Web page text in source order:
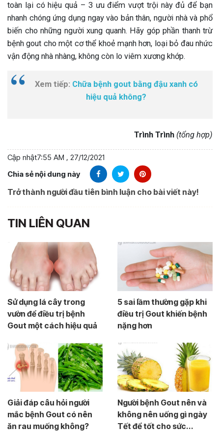
toàn lại có hiệu quả – 3 ưu điểm vượt trội này đủ để bạn
nhanh chóng ứng dụng ngay vào bản thân, người nhà và phổ
biến cho những người xung quanh. Hãy góp phần thanh trừ
bệnh gout cho một cơ thể khoẻ mạnh hơn, loại bỏ đau nhức
vận động nhà nhàng, không còn lo viêm xương khớp.
Xem tiếp: Chữa bệnh gout bằng đậu xanh có
hiệu quả không?
Trình Trình (tổng hợp)
Cập nhật7:55 AM , 27/12/2021
Chia sẻ nội dung này
Trở thành người đầu tiên bình luận cho bài viết này!
TIN LIÊN QUAN
Sử dụng lá cây trong
vườn để điều trị bệnh
Gout một cách hiệu quả
5 sai lầm thường gặp khi
điều trị Gout khiến bệnh
nặng hơn
Giải đáp câu hỏi người
mắc bệnh Gout có nên
ăn rau muống không?
Người bệnh Gout nên và
không nên uống gì ngày
Tết để tốt cho sức...